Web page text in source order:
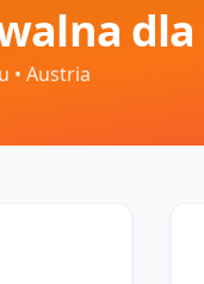
dla
• Austria